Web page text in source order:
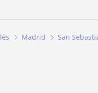
Madrid San